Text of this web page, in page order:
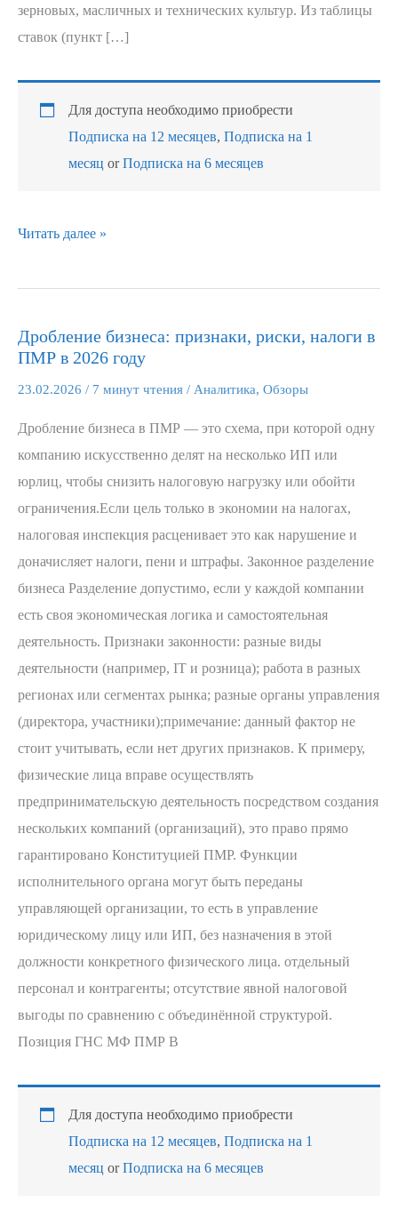
зерновых, масличных и технических культур. Из таблицы
ставок (пункт […]
Для доступа необходимо приобрести
Подписка на 12 месяцев,Подписка на 1
месяц orПодписка на 6 месяцев
Читать далее »
Дробление бизнеса: признаки, риски, налоги в
ПМР в 2026 году
23.02.2026 / 7 минут чтения / Аналитика, Обзоры
Дробление бизнеса в ПМР — это схема, при которой одну
компанию искусственно делят на несколько ИП или
юрлиц, чтобы снизить налоговую нагрузку или обойти
ограничения.Если цель только в экономии на налогах,
налоговая инспекция расценивает это как нарушение и
доначисляет налоги, пени и штрафы. Законное разделение
бизнеса Разделение допустимо, если у каждой компании
есть своя экономическая логика и самостоятельная
деятельность. Признаки законности: разные виды
деятельности (например, IT и розница); работа в разных
регионах или сегментах рынка; разные органы управления
(директора, участники);примечание: данный фактор не
стоит учитывать, если нет других признаков. К примеру,
физические лица вправе осуществлять
предпринимательскую деятельность посредством создания
нескольких компаний (организаций), это право прямо
гарантировано Конституцией ПМР. Функции
исполнительного органа могут быть переданы
управляющей организации, то есть в управление
юридическому лицу или ИП, без назначения в этой
должности конкретного физического лица. отдельный
персонал и контрагенты; отсутствие явной налоговой
выгоды по сравнению с объединённой структурой.
Позиция ГНС МФ ПМР В
Для доступа необходимо приобрести
Подписка на 12 месяцев,Подписка на 1
месяц orПодписка на 6 месяцев
Дробление
бизнеса:
признаки,